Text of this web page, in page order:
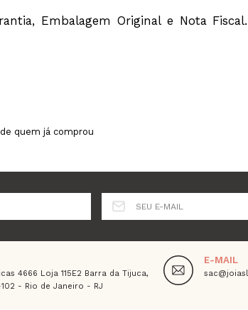
Embalagem Original e Nota
quem já comprou
SEU E-MAIL
4666 Loja 115E2 Barra da Tijuca,
- Rio de Janeiro - RJ
E-MAIL